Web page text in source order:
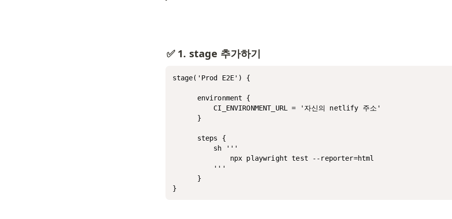
✅ 1. stage 추가하기
stage('Prod E2E') {
      environment {
          CI_ENVIRONMENT_URL = '자신의 netlify 주소'
      }
      steps {
          sh '''
              npx playwright test --reporter=html
          '''
      }
}